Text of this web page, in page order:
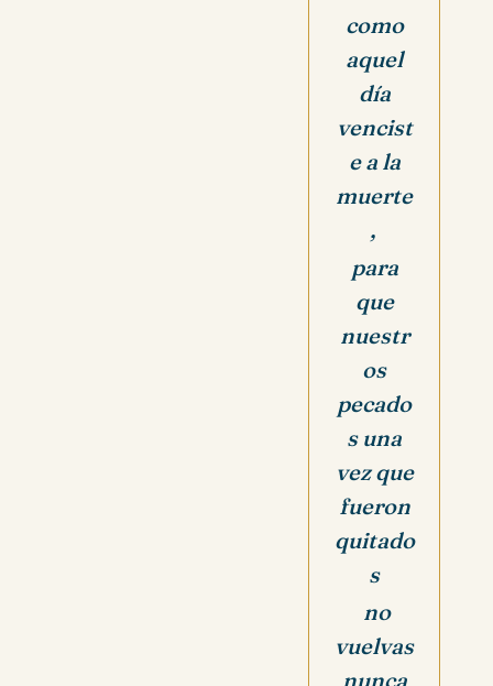
como
aquel
día
vencist
e a la
muerte
,
para
que
nuestr
os
pecado
s una
vez que
fueron
quitado
s
no
vuelvas
nunca